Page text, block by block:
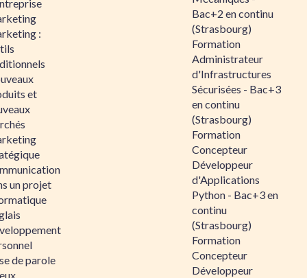
:
et
un projet
de parole
Bac+2 en continu
(Strasbourg)
Formation
Administrateur
d'Infrastructures
Sécurisées - Bac+3
en continu
(Strasbourg)
Formation
Concepteur
Développeur
d'Applications
Python - Bac+3 en
continu
(Strasbourg)
Formation
Concepteur
Développeur